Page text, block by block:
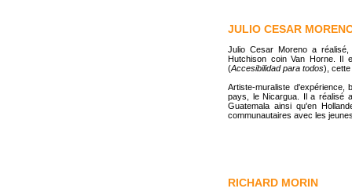
JULIO CESAR
Julio Cesar Moreno a
Hutchison coin Van Horne. Il
(Accesibilidad para todos), cette
Artiste-muraliste
pays, le Nicargua. Il a réalisé
Guatemala ainsi qu'en
communautaires avec les
RICHARD MORIN